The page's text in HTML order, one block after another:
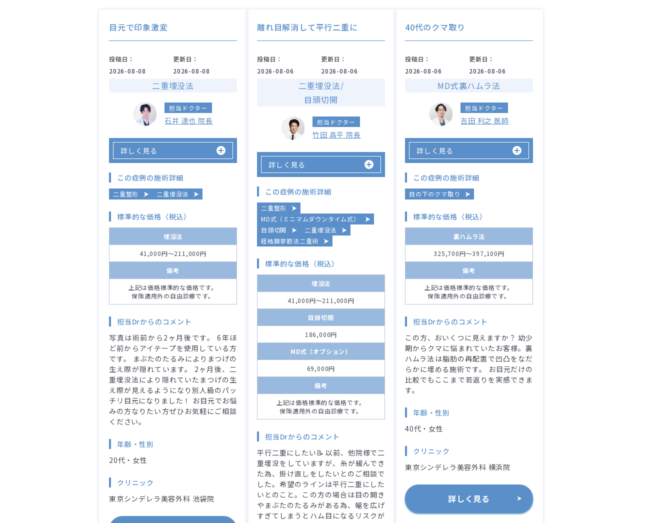
目元で印象激変
投稿日：
2026-08-08
更新日：
2026-08-08
二重埋没法
担当ドクター
石井 達也 院長
詳しく見る
この症例の施術詳細
二重整形 二重埋没法
標準的な価格（税込）
埋没法
41,000円～211,000円
備考
上記は価格標準的な価格です。
保険適用外の自由診療です。
担当Drからのコメント
写真は術前から2ヶ月後です。 6年ほ
ど前からアイテープを使用している方
です。 まぶたのたるみによりまつげの
生え際が隠れています。 2ヶ月後、二
重埋没法により隠れていたまつげの生
え際が見えるようになり別人級のパッ
チリ目元になりました！ お目元でお悩
みの方なりたい方ぜひお気軽にご相談
ください。
年齢・性別
20代・女性
クリニック
東京シンデレラ美容外科 池袋院
離れ目解消して平行二重に
投稿日：
2026-08-06
更新日：
2026-08-06
二重埋没法/
目頭切開
担当ドクター
竹田 昌平 院長
詳しく見る
この症例の施術詳細
二重整形
MD式（ミニマムダウンタイム式）
目頭切開
二重埋没法
経結膜挙筋法二重術
標準的な価格（税込）
埋没法
41,000円～211,000円
目頭切開
186,000円
MD式（オプション）
69,000円
備考
上記は価格標準的な価格です。
保険適用外の自由診療です。
担当Drからのコメント
平行二重にしたい📝 以前、他院様で二
重埋没をしていますが、糸が緩んでき
た為、掛け直しをしたいとのご相談で
した。希望のラインは平行二重にした
いとのこと。この方の場合は目の開き
やまぶたのたるみがある為、幅を広げ
すぎてしまうとハム目になるリスクが
40代のクマ取り
投稿日：
2026-08-06
更新日：
2026-08-06
MD式裏ハムラ法
担当ドクター
吉田 利之 医師
詳しく見る
この症例の施術詳細
目の下のクマ取り
標準的な価格（税込）
裏ハムラ法
325,700円～397,100円
備考
上記は価格標準的な価格です。
保険適用外の自由診療です。
担当Drからのコメント
この方、おいくつに見えますか？ 幼少
期からクマに悩まれていたお客様。裏
ハムラ法は脂肪の再配置で凹凸をなだ
らかに埋める施術です。 お目元だけの
比較でもここまで若返りを実感できま
す。
年齢・性別
40代・女性
クリニック
東京シンデレラ美容外科 横浜院
詳しく見る